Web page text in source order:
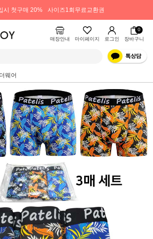
시 첫구매 20% 사이즈1회무료교환권
매장안내 마이페이지 로그인
0
장바구니
웨어